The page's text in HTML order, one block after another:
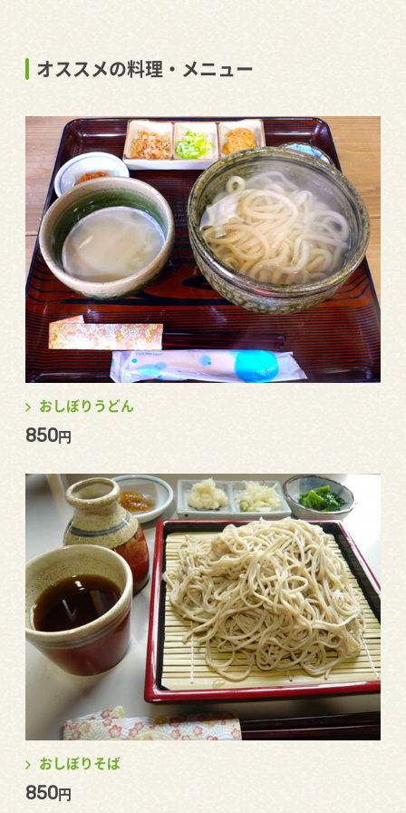
オススメの料理・メニュー
おしぼりうどん
850円
おしぼりそば
850円